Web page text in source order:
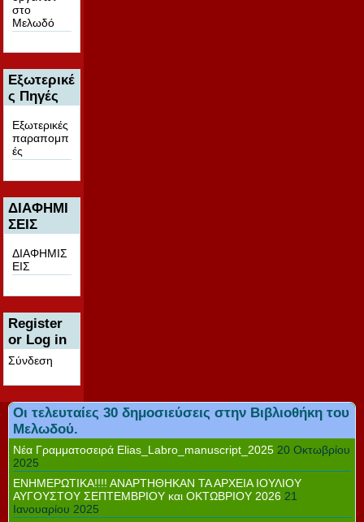
στο
Μελωδό
Εξωτερικέ
ς Πηγές
Εξωτερικές
παραπομπ
ές
ΔΙΑΦΗΜΙ
ΣΕΙΣ
ΔΙΑΦΗΜΙΣ
ΕΙΣ
Register
or Log in
Σύνδεση
Οι τελευταίες 30 δημοσιεύσεις στην Βιβλιοθήκη του
Μελωδού.
Νέα Γραμματοσειρά Elias_Labro_manuscript_2025 20 Οκτωβρίου
2025
ΕΝΗΜΕΡΩΤΙΚΑ!!!! ΑΝΑΡΤΗΘΗΚΑΝ ΤΑ ΑΡΧΕΙΑ ΙΟΥΛΙΟΥ
ΑΥΓΟΥΣΤΟΥ ΣΕΠΤΕΜΒΡΙΟΥ και ΟΚΤΩΒΡΙΟΥ 2026 21
Ιανουαρίου 2025